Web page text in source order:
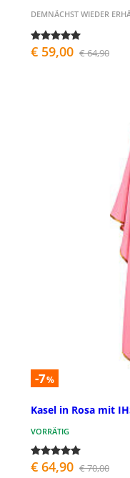
DEMNÄCHST WIEDER
€ 59,00 € 64,90
-7%
Kasel in Rosa mit
VORRÄTIG
€ 64,90 € 70,00